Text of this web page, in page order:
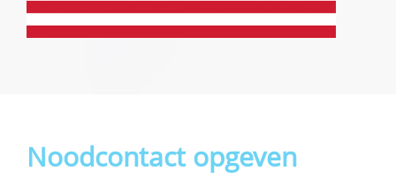
Noodcontact opgeven